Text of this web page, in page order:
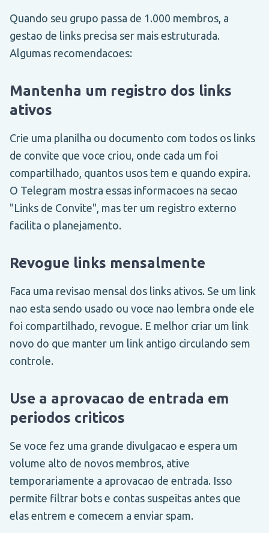
Quando seu grupo passa de 1.000 membros, a
gestao de links precisa ser mais estruturada.
Algumas recomendacoes:
Mantenha um registro dos links
ativos
Crie uma planilha ou documento com todos os links
de convite que voce criou, onde cada um foi
compartilhado, quantos usos tem e quando expira.
O Telegram mostra essas informacoes na secao
"Links de Convite", mas ter um registro externo
facilita o planejamento.
Revogue links mensalmente
Faca uma revisao mensal dos links ativos. Se um link
nao esta sendo usado ou voce nao lembra onde ele
foi compartilhado, revogue. E melhor criar um link
novo do que manter um link antigo circulando sem
controle.
Use a aprovacao de entrada em
periodos criticos
Se voce fez uma grande divulgacao e espera um
volume alto de novos membros, ative
temporariamente a aprovacao de entrada. Isso
permite filtrar bots e contas suspeitas antes que
elas entrem e comecem a enviar spam.